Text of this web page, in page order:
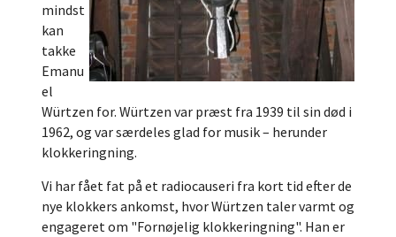
mindst
kan
takke
Emanu
el
Würtzen for. Würtzen var præst fra 1939 til sin død i
1962, og var særdeles glad for musik – herunder
klokkeringning.
Vi har fået fat på et radiocauseri fra kort tid efter de
nye klokkers ankomst, hvor Würtzen taler varmt og
engageret om "Fornøjelig klokkeringning". Han er